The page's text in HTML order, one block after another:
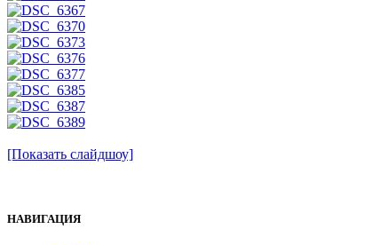
[Показать слайдшоу]
НАВИГАЦИЯ